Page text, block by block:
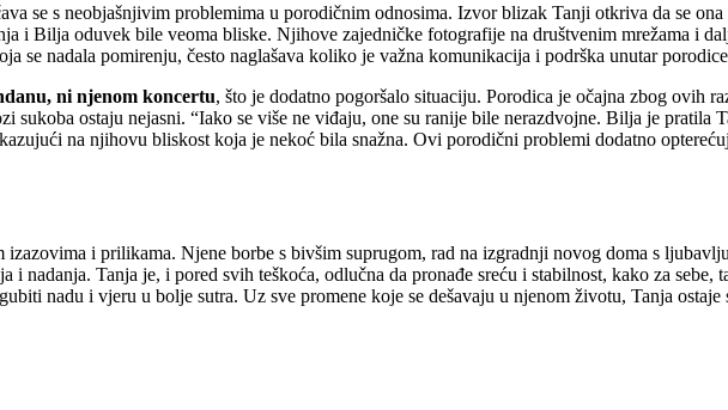
se s neobjašnjivim problemima u porodičnim odnosima. Izvor blizak Tanji otkriva da se
i Bilja oduvek bile veoma bliske. Njihove zajedničke fotografije na društvenim mrežama i
se nadala pomirenju, često naglašava koliko je važna komunikacija i podrška unutar
ni njenom koncertu, što je dodatno pogoršalo situaciju. Porodica je očajna zbog ovih
sukoba ostaju nejasni. “Iako se više ne viđaju, one su ranije bile nerazdvojne. Bilja je
na njihovu bliskost koja je nekoć bila snažna. Ovi porodični problemi dodatno
i prilikama. Njene borbe s bivšim suprugom, rad na izgradnji novog doma s
i nadanja. Tanja je, i pored svih teškoća, odlučna da pronađe sreću i stabilnost, kako za
nadu i vjeru u bolje sutra. Uz sve promene koje se dešavaju u njenom životu, Tanja